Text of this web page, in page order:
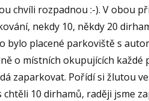
chvíli rozpadnou :-). V obou
nekdy 10, někdy 20
bylo placené parkoviště s
o místních okupujících každé
zaparkovat. Pořídí si žlutou
10 dirhamů, raději jsme